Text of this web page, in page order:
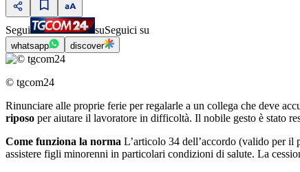
Segui suSeguici su
whatsapp discover
© tgcom24
Rinunciare alle proprie ferie per regalarle a un collega che deve
riposo per aiutare il lavoratore in difficoltà. Il nobile gesto è stato
Come funziona la norma L’articolo 34 dell’accordo (valido per il
assistere figli minorenni in particolari condizioni di salute. La